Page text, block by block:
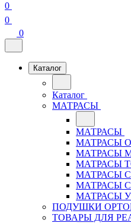
0
0
0
Каталог
Каталог
МАТРАСЫ
МАТРАСЫ
МАТРАСЫ
МАТРАСЫ
МАТРАСЫ
МАТРАСЫ
МАТРАСЫ
МАТРАСЫ
ПОДУШКИ
ТОВАРЫ ДЛЯ